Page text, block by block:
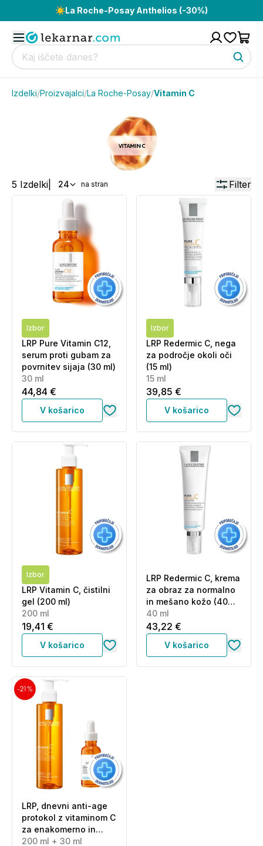
☀️La Roche-Posay Anthelios (-30%)
Izdelki/Proizvajalci/La Roche-Posay/Vitamin C
5 Izdelki 24 na stran Filter
Izbor
LRP Pure Vitamin C12,
serum proti gubam za
povrnitev sijaja (30 ml)
30 ml
44,84 €
V košarico
Izbor
LRP Redermic C, nega
za področje okoli oči
(15 ml)
15 ml
39,85 €
V košarico
Izbor
LRP Vitamin C, čistilni
gel (200 ml)
200 ml
19,41 €
V košarico
LRP Redermic C, krema
za obraz za normalno
in mešano kožo (40
ml)
40 ml
43,22 €
V košarico
LRP, dnevni anti-age
protokol z vitaminom C
za enakomerno in
sijočo kožo (200 ml +
200 ml + 30 ml